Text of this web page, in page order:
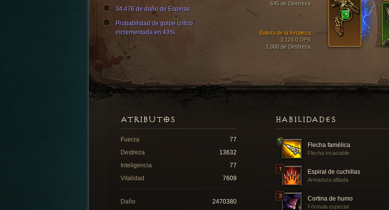
645 de Destreza
Balista de la fortaleza
3,124.0 DPS
1,000 de Destreza
34,476 de daño de Espinas
Probabilidad de golpe crítico
incrementada en 43%.
HABILIDADES
Flecha famélica
Flecha insaciable
Espiral de cuchillas
Armadura afilada
Cortina de humo
Fórmula especial
ATRIBUTOS
Fuerza
77
Destreza
13632
Inteligencia
77
Vitalidad
7609
Daño
2470380